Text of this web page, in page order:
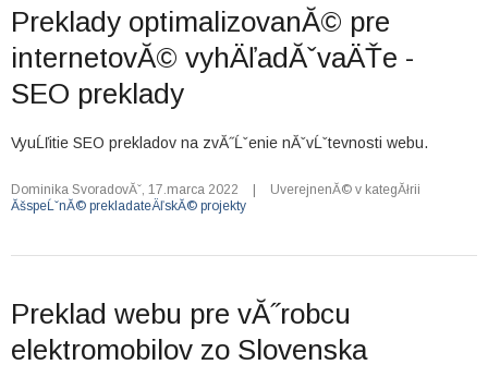
Preklady optimalizovanĂ© pre
internetovĂ© vyhÄľadĂˇvaÄŤe -
SEO preklady
VyuĹľitie SEO prekladov na zvĂ˝Ĺˇenie nĂˇvĹˇtevnosti webu.
Dominika SvoradovĂˇ, 17.marca 2022
UverejnenĂ© v kategĂłrii
ĂšspeĹˇnĂ© prekladateÄľskĂ© projekty
Preklad webu pre vĂ˝robcu
elektromobilov zo Slovenska